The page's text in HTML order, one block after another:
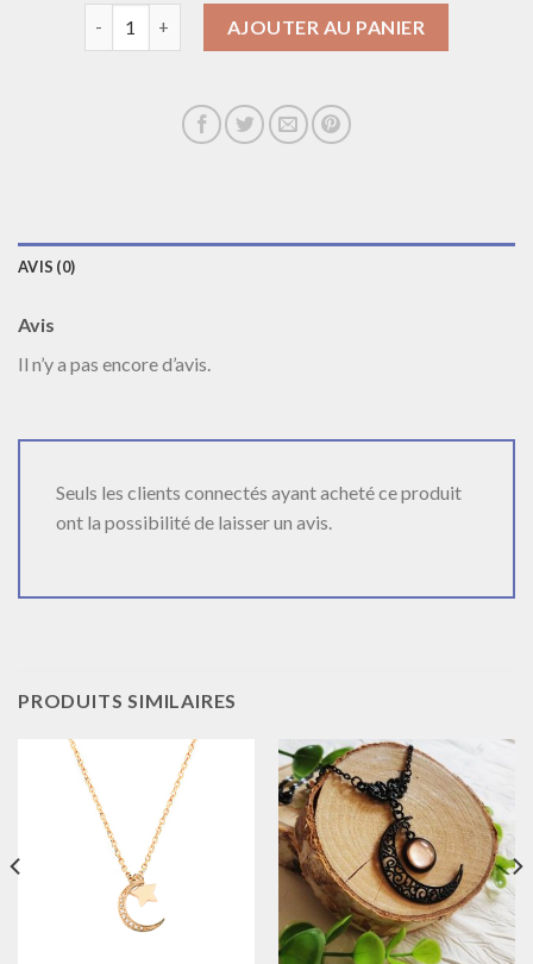
AJOUTER AU PANIER
AVIS (0)
Avis
Il n’y a pas encore d’avis.
Seuls les clients connectés ayant acheté ce produit
ont la possibilité de laisser un avis.
PRODUITS SIMILAIRES